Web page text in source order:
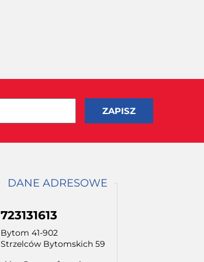
DANE ADRESOWE
723131613
Bytom 41-902
Strzelców Bytomskich 59